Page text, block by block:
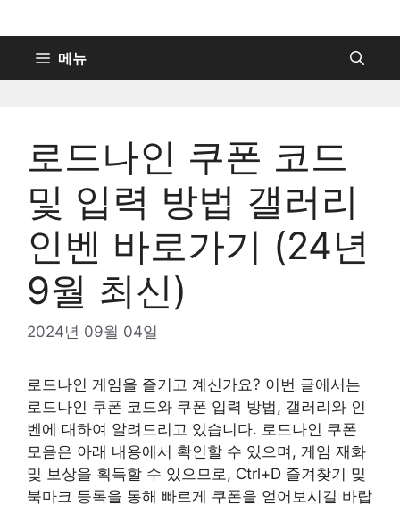
텐
로
메뉴
로드나인 쿠폰 코드
및 입력 방법 갤러리
인벤 바로가기 (24년
9월 최신)
2024년 09월 04일
로드나인 게임을 즐기고 계신가요? 이번 글에서는
로드나인 쿠폰 코드와 쿠폰 입력 방법, 갤러리와 인
벤에 대하여 알려드리고 있습니다. 로드나인 쿠폰
모음은 아래 내용에서 확인할 수 있으며, 게임 재화
및 보상을 획득할 수 있으므로, Ctrl+D 즐겨찾기 및
북마크 등록을 통해 빠르게 쿠폰을 얻어보시길 바랍